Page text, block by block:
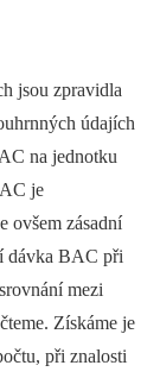
jsou zpravidla
údajích
na jednotku
je
ovšem zásadní
dávka BAC při
mezi
Získáme je
při znalosti